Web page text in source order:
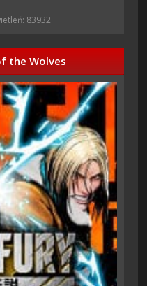
83932
the Wolves